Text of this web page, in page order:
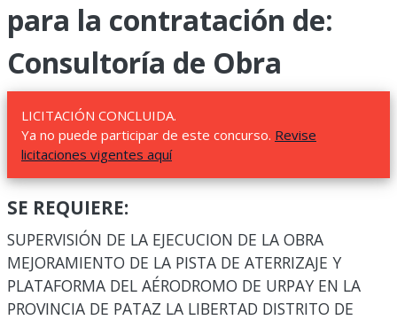
para la contratación de:
Consultoría de Obra
LICITACIÓN CONCLUIDA.
Ya no puede participar de este concurso. Revise
licitaciones vigentes aquí
SE REQUIERE:
SUPERVISIÓN DE LA EJECUCION DE LA OBRA
MEJORAMIENTO DE LA PISTA DE ATERRIZAJE Y
PLATAFORMA DEL AÉRODROMO DE URPAY EN LA
PROVINCIA DE PATAZ LA LIBERTAD DISTRITO DE